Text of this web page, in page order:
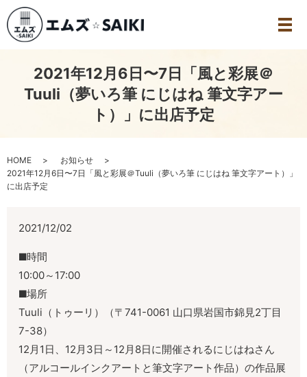
2021年12月6日〜7日「風と彩展＠
Tuuli（夢いろ筆 にじはね 筆文字アー
ト）」に出店予定
HOME
お知らせ
2021年12月6日〜7日「風と彩展＠Tuuli（夢いろ筆 にじはね 筆文字アート）」
に出店予定
2021/12/02
時間
10:00～17:00
場所
Tuuli（トゥーリ）（〒741-0061 山口県岩国市錦見2丁目
7-38）
12月1日、12月3日～12月8日に開催されるにじはねさん
（アルコールインクアートと筆文字アート作品）の作品展